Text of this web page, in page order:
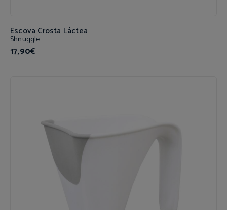
Escova Crosta Láctea
Shnuggle
17,90€